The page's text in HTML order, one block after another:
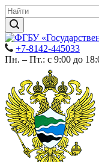
+7-8142-445033
Пн. – Пт.: с 9:00 до